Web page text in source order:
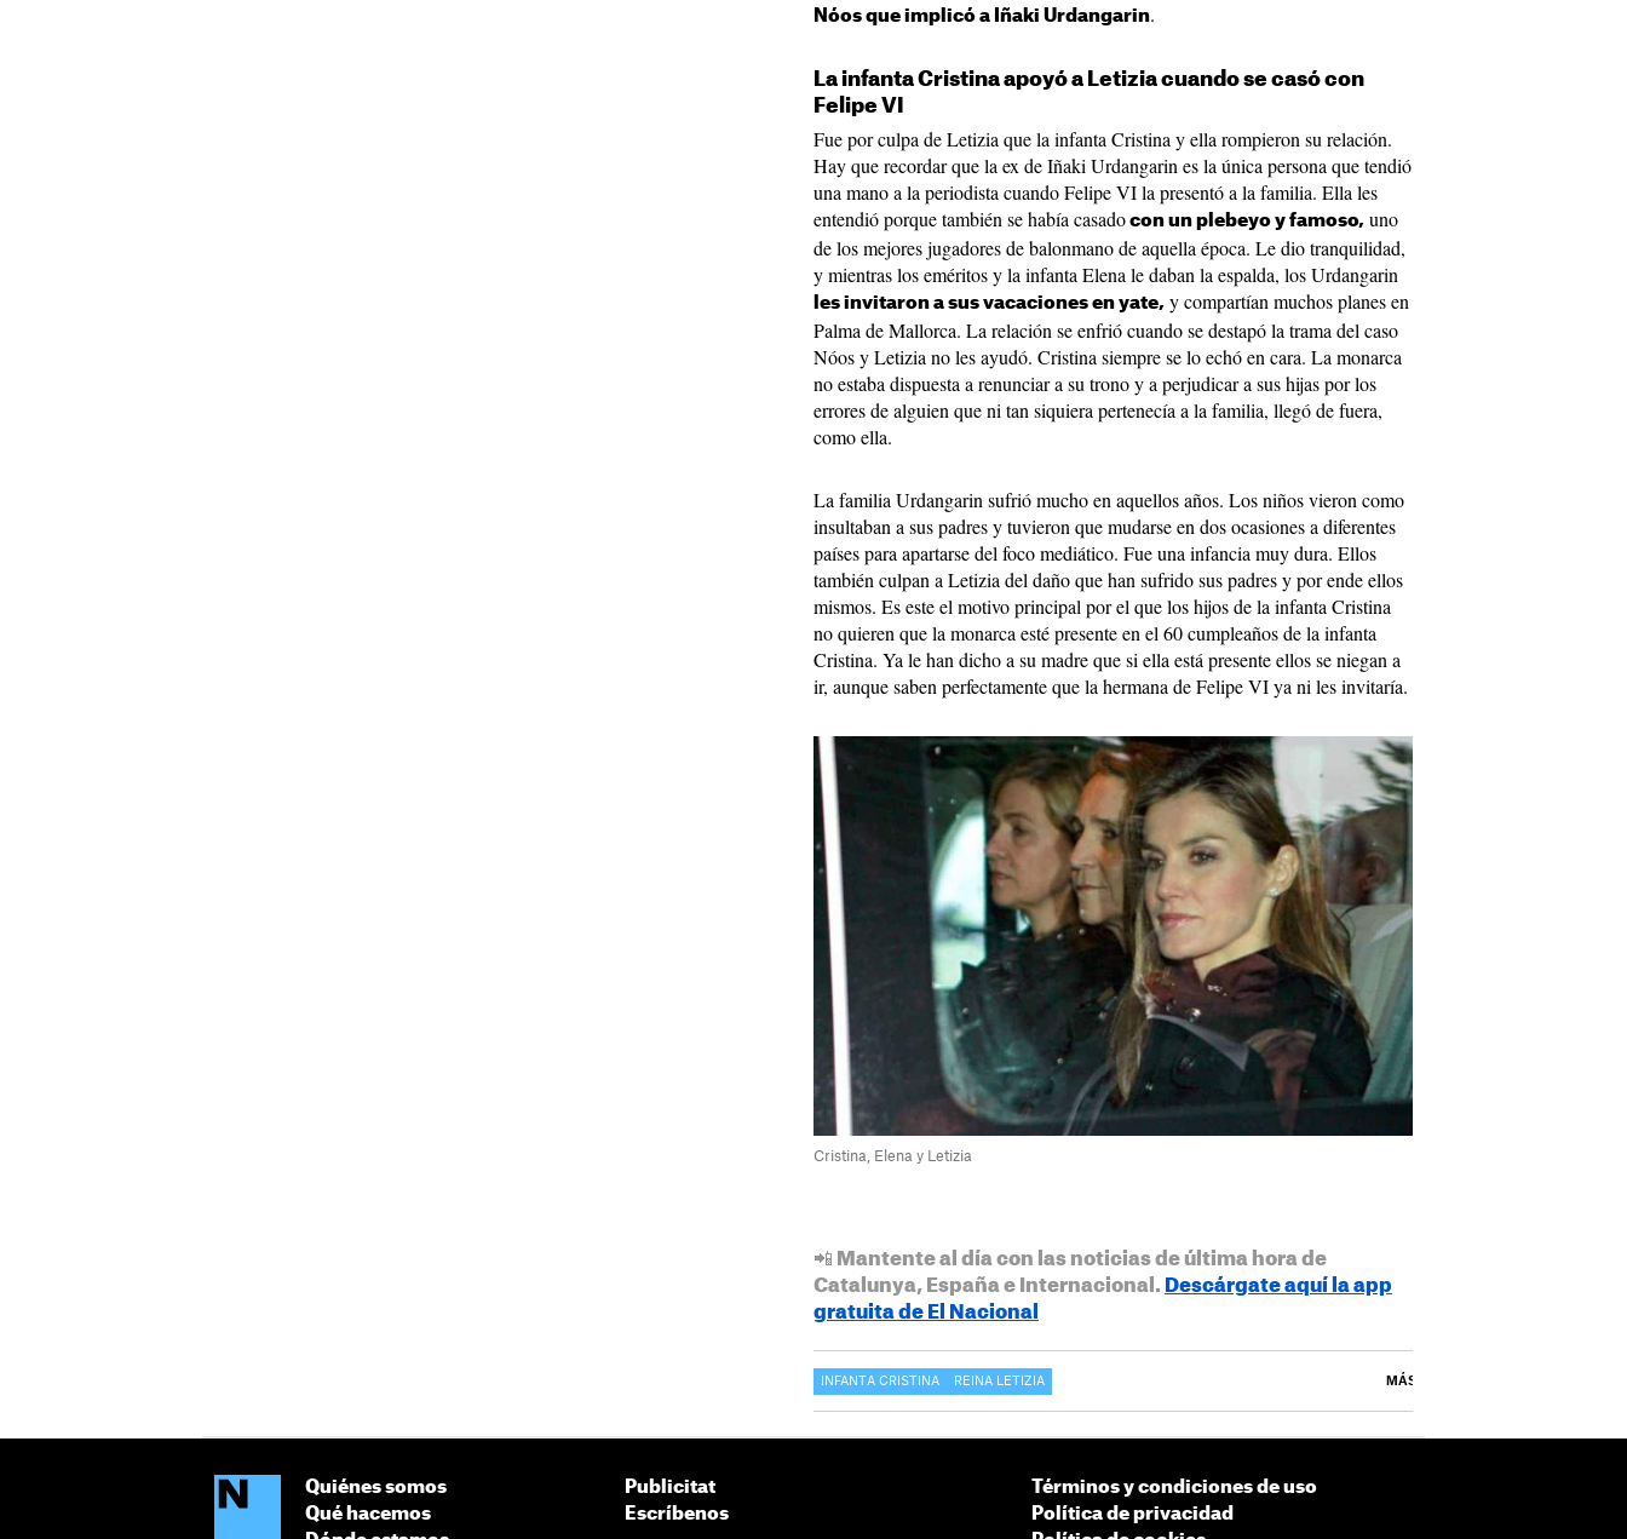
Nóos que implicó a Iñaki Urdangarin.
La infanta Cristina apoyó a Letizia cuando se casó con
Felipe VI
Fue por culpa de Letizia que la infanta Cristina y ella rompieron su relación.
Hay que recordar que la ex de Iñaki Urdangarin es la única persona que tendió
una mano a la periodista cuando Felipe VI la presentó a la familia. Ella les
entendió porque también se había casado con un plebeyo y famoso, uno
de los mejores jugadores de balonmano de aquella época. Le dio tranquilidad,
y mientras los eméritos y la infanta Elena le daban la espalda, los Urdangarin
les invitaron a sus vacaciones en yate, y compartían muchos planes en
Palma de Mallorca. La relación se enfrió cuando se destapó la trama del caso
Nóos y Letizia no les ayudó. Cristina siempre se lo echó en cara. La monarca
no estaba dispuesta a renunciar a su trono y a perjudicar a sus hijas por los
errores de alguien que ni tan siquiera pertenecía a la familia, llegó de fuera,
como ella.
La familia Urdangarin sufrió mucho en aquellos años. Los niños vieron como
insultaban a sus padres y tuvieron que mudarse en dos ocasiones a diferentes
países para apartarse del foco mediático. Fue una infancia muy dura. Ellos
también culpan a Letizia del daño que han sufrido sus padres y por ende ellos
mismos. Es este el motivo principal por el que los hijos de la infanta Cristina
no quieren que la monarca esté presente en el 60 cumpleaños de la infanta
Cristina. Ya le han dicho a su madre que si ella está presente ellos se niegan a
ir, aunque saben perfectamente que la hermana de Felipe VI ya ni les invitaría.
Cristina, Elena y Letizia
📲 Mantente al día con las noticias de última hora de
Catalunya, España e Internacional. Descárgate aquí la app
gratuita de El Nacional
INFANTA CRISTINA REINA LETIZIA MÁS
Quiénes somos
Qué hacemos
Publicitat
Escríbenos
Términos y condiciones de uso
Política de privacidad